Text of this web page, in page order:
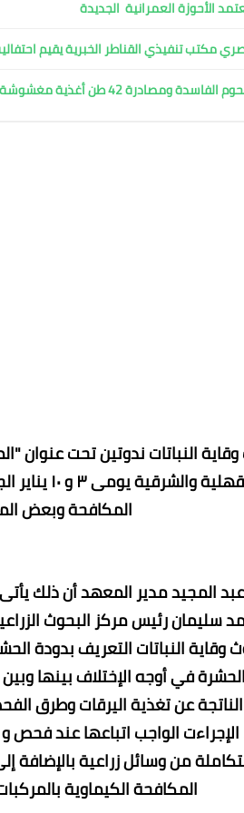
الأحوزة العمرانية الجديدة
مكتب تنفيذي القناطر الخبرية يقيم
ومصادرة 42 طن أغذية مغشوشة بالجيزة
النباتات ندوتين تحت عنوان
مديريتى
المكافحة وبعض
المجيد مدير المعهد أن ذلك
سليمان رئيس مركز البحوث
وقاية النباتات التعريف بدودة
في أوجه الإختلاف بينها
الناتجة عن تغذية اليرقات وطرق
الإجراءت الواجب اتباعها عند
من وسائل زراعية بالإضافة
المكافحة الكيماوية